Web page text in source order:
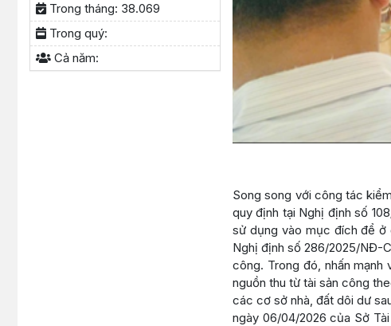
Trong tháng: 38.069
Trong quý:
Cả năm:
Song song với công tác
quy định tại Nghị định số
sử dụng vào mục đích để ở
Nghị định số 286/2025/NĐ-
công. Trong đó, nhấn
nguồn thu từ tài sản công
các cơ sở nhà, đất dôi dư
ngày 06/04/2026 của Sở